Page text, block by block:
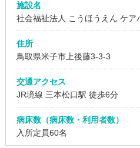
施設名
社会福祉法人 こうほうえん ケア
住所
鳥取県米子市上後藤3-3-3
交通アクセス
JR境線 三本松口駅 徒歩6分
病床数（病床数・利用者数）
入所定員60名